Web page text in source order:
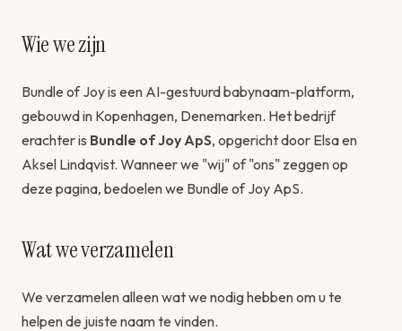
Wie we zijn
Bundle of Joy is een AI-gestuurd babynaam-platform,
gebouwd in Kopenhagen, Denemarken. Het bedrijf
erachter is Bundle of Joy ApS, opgericht door Elsa en
Aksel Lindqvist. Wanneer we "wij" of "ons" zeggen op
deze pagina, bedoelen we Bundle of Joy ApS.
Wat we verzamelen
We verzamelen alleen wat we nodig hebben om u te
helpen de juiste naam te vinden.